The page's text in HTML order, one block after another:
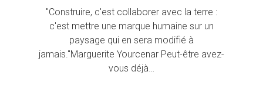
"Construire, c'est collaborer avec la terre :
c'est mettre une marque humaine sur un
paysage qui en sera modifié à
jamais."Marguerite Yourcenar Peut-être avez-
vous déjà…